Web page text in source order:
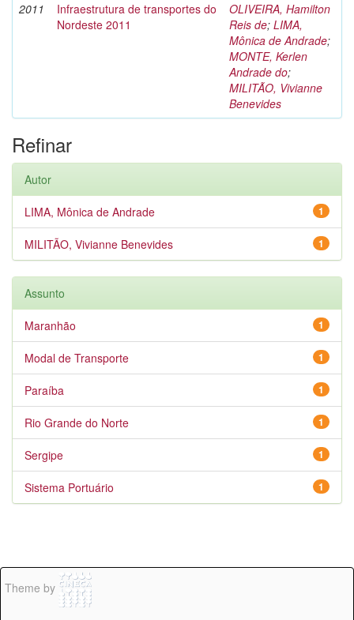
2011
Infraestrutura de transportes do
Nordeste 2011
OLIVEIRA, Hamilton
Reis de; LIMA,
Mônica de Andrade;
MONTE, Kerlen
Andrade do;
MILITÃO, Vivianne
Benevides
Refinar
Autor
1
LIMA, Mônica de Andrade
1
MILITÃO, Vivianne Benevides
Assunto
1
Maranhão
1
Modal de Transporte
1
Paraíba
1
Rio Grande do Norte
1
Sergipe
1
Sistema Portuário
Theme by